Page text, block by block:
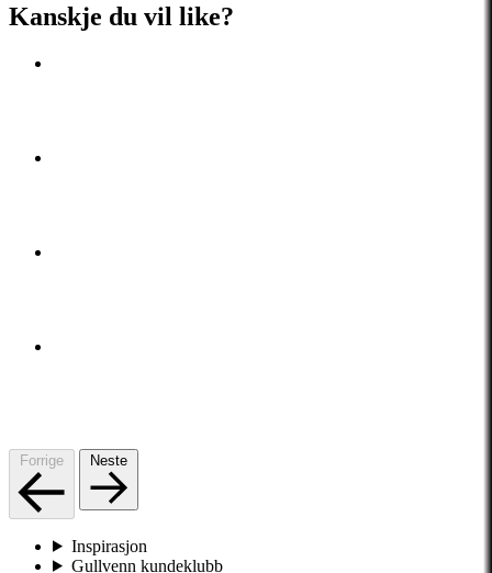
Kanskje du vil like?
Forrige Neste
Inspirasjon
Gullvenn kundeklubb